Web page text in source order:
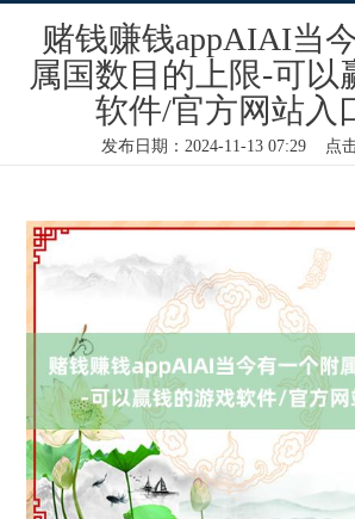
赌钱赚钱appAIAI当
属国数目的上限-可以
软件/官方网站入
发布日期：2024-11-13 07:29 点